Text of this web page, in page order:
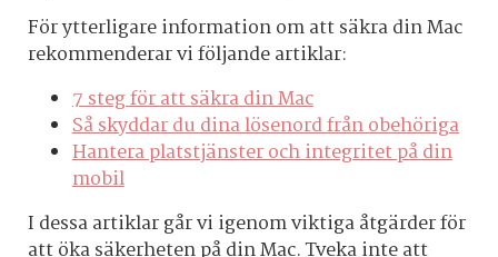
För ytterligare information om att säkra din Mac
rekommenderar vi följande artiklar:
7 steg för att säkra din Mac
Så skyddar du dina lösenord från obehöriga
Hantera platstjänster och integritet på din
mobil
I dessa artiklar går vi igenom viktiga åtgärder för